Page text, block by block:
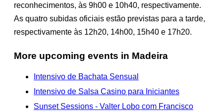
reconhecimentos, às 9h00 e 10h40, respectivamente.
As quatro subidas oficiais estão previstas para a tarde,
respectivamente às 12h20, 14h00, 15h40 e 17h20.
More upcoming events in Madeira
Intensivo de Bachata Sensual
Intensivo de Salsa Casino para Iniciantes
Sunset Sessions - Valter Lobo com Francisco